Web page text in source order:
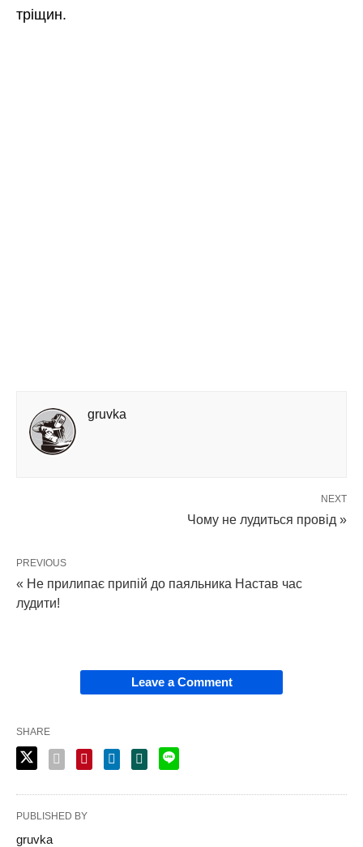
тріщин.
gruvka
NEXT
Чому не лудиться провід »
PREVIOUS
« Не прилипає припій до паяльника Настав час
лудити!
Leave a Comment
SHARE
PUBLISHED BY
gruvka